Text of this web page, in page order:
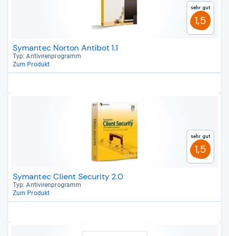
Sehr gut
1,5
Symantec Norton Antibot 1.1
Typ: Anti­vi­ren­pro­gramm
Zum Produkt
Sehr gut
1,5
Symantec Client Security 2.0
Typ: Anti­vi­ren­pro­gramm
Zum Produkt